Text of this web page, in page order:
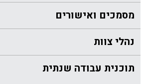
מסמכים ואישורים
נהלי צוות
תוכנית עבודה שנתית